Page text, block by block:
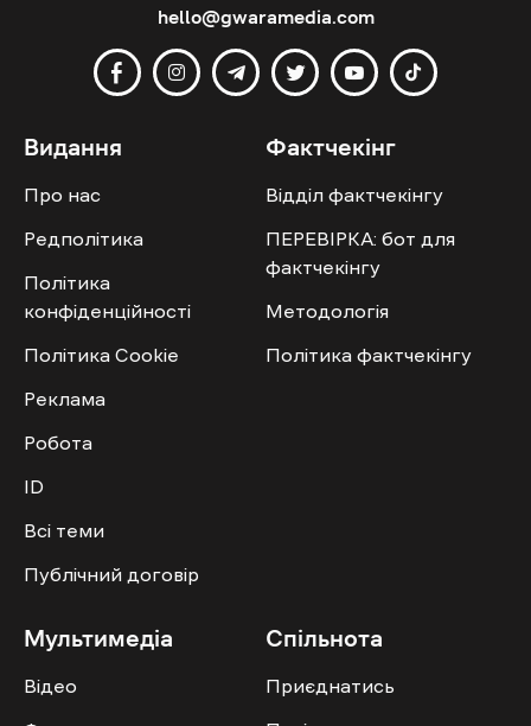
hello@gwaramedia.com
Видання
Про нас
Редполітика
Політика
конфіденційності
Політика Cookie
Реклама
Робота
ID
Всі теми
Публічний договір
Фактчекінг
Відділ фактчекінгу
ПЕРЕВІРКА: бот для
фактчекінгу
Методологія
Політика фактчекінгу
Мультимедіа
Відео
Спільнота
Приєднатись